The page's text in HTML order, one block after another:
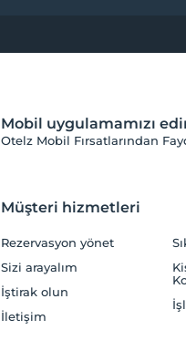
Mobil uygulamamızı
Otelz Mobil Fırsatlarından
Müşteri hizmetleri
Rezervasyon yönet
Sizi arayalım
İştirak olun
İletişim